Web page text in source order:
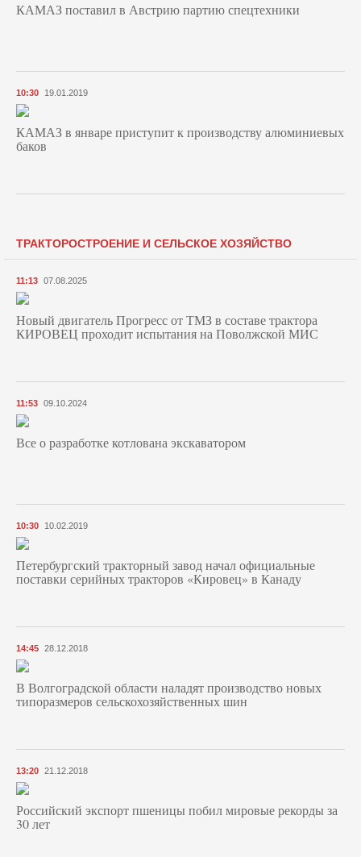
КАМАЗ поставил в Австрию партию спецтехники
10:30 19.01.2019
КАМАЗ в январе приступит к производству алюминиевых
баков
ТРАКТОРОСТРОЕНИЕ И СЕЛЬСКОЕ ХОЗЯЙСТВО
11:13 07.08.2025
Новый двигатель Прогресс от ТМЗ в составе трактора
КИРОВЕЦ проходит испытания на Поволжской МИС
11:53 09.10.2024
Все о разработке котлована экскаватором
10:30 10.02.2019
Петербургский тракторный завод начал официальные
поставки серийных тракторов «Кировец» в Канаду
14:45 28.12.2018
В Волгоградской области наладят производство новых
типоразмеров сельскохозяйственных шин
13:20 21.12.2018
Российский экспорт пшеницы побил мировые рекорды за
30 лет